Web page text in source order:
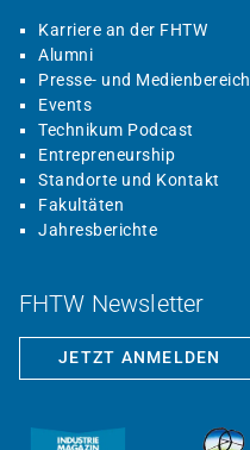
Karriere an der FHTW
Alumni
Presse- und Medienbereich
Events
Technikum Podcast
Entrepreneurship
Standorte und Kontakt
Fakultäten
Jahresberichte
FHTW Newsletter
JETZT ANMELDEN